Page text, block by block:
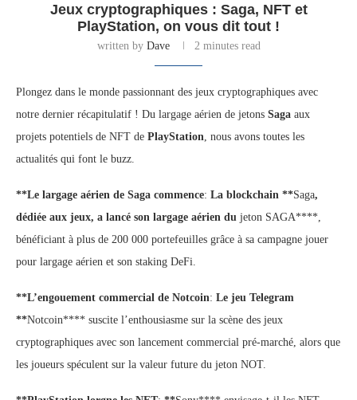
Jeux cryptographiques : Saga, NFT et
PlayStation, on vous dit tout !
written by Dave 2 minutes read
Plongez dans le monde passionnant des jeux cryptographiques avec
notre dernier récapitulatif ! Du largage aérien de jetons Saga aux
projets potentiels de NFT de PlayStation , nous avons toutes les
actualités qui font le buzz.
**Le largage aérien de Saga commence: La blockchain **Saga,
dédiée aux jeux, a lancé son largage aérien du jeton SAGA****,
bénéficiant à plus de 200 000 portefeuilles grâce à sa campagne jouer
pour largage aérien et son staking DeFi.
**L’engouement commercial de Notcoin: Le jeu Telegram
**Notcoin**** suscite l’enthousiasme sur la scène des jeux
cryptographiques avec son lancement commercial pré-marché, alors que
les joueurs spéculent sur la valeur future du jeton NOT.